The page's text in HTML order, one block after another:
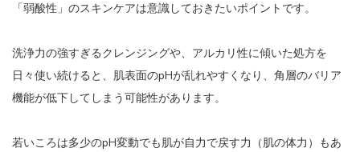
「弱酸性」のスキンケアは意識しておきたいポイントです。
洗浄力の強すぎるクレンジングや、アルカリ性に傾いた処方を
日々使い続けると、肌表面のpHが乱れやすくなり、角層のバリア
機能が低下してしまう可能性があります。
若いころは多少のpH変動でも肌が自力で戻す力（肌の体力）もあ